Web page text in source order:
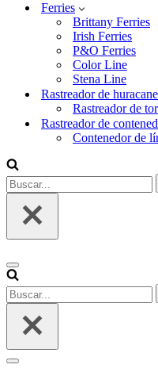
Ferries
Brittany Ferries
Irish Ferries
P&O Ferries
Color Line
Stena Line
Rastreador de
Rastreador de
Rastreador de
Contenedor de
Buscar...
Menú
de
navegación
Buscar...
Menú